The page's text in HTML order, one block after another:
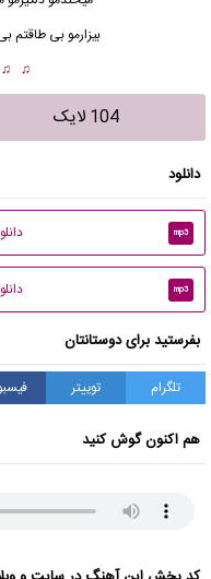
بیزارمو بی طاقتم
♫ ♫
104 لایک
دانلود
mp3
mp3
بفرستید برای دوستانتان
تلگرام توییتر
هم اکنون گوش کنید